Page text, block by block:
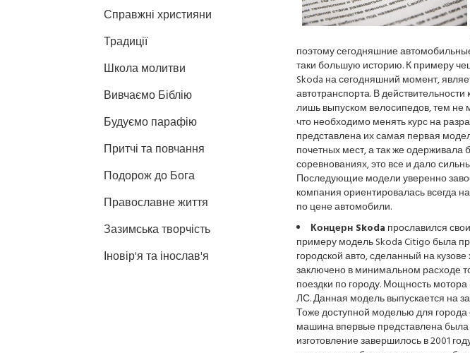
поэтому сегодняшние
таки большую историю. К примеру
Skoda на сегодняшний момент,
автотранспорта. В
лишь выпуском велосипедов, тем не
что необходимо менять курс на
представлена их самая первая
почетных мест, а так же
соревнованиях, это все и дало
Последующие модели уверенно
компания ориентировалась всегда
по цене автомобили.
Концерн Skoda прославился
примеру модель Skoda Citigo была
городской авто, сделанный на
заключено в минимальном расходе
поездки по городу. Мощность
ЛС. Данная модель выпускается на
Тоже доступной моделью для города
машина впервые представлена была
изготовление завершилось в 2001
Справжні християни
Традиції
Школа молитви
Вивчаємо Біблію
Будуємо парафію
Притчі та повчання
Подорож до Бога
Православне життя
Зазимська творчість
Іновір'я та інослав'я